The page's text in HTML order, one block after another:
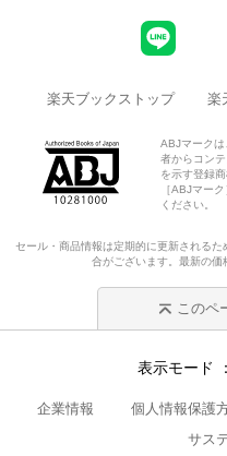
楽天ブックストップ 楽
ABJマーク
者からコン
を示す登録
［ABJマー
ください。
セール・商品情報は定期的に更新される
合がございます。最新の価
このペ
表示モード
企業情報 個人情報保護
サス